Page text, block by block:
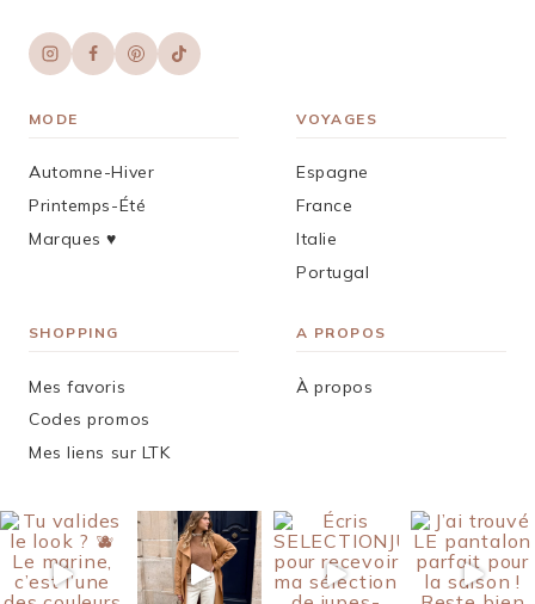
MODE
Automne-Hiver
Printemps-Été
Marques ♥︎
VOYAGES
Espagne
France
Italie
Portugal
SHOPPING
Mes favoris
Codes promos
Mes liens sur LTK
A PROPOS
À propos